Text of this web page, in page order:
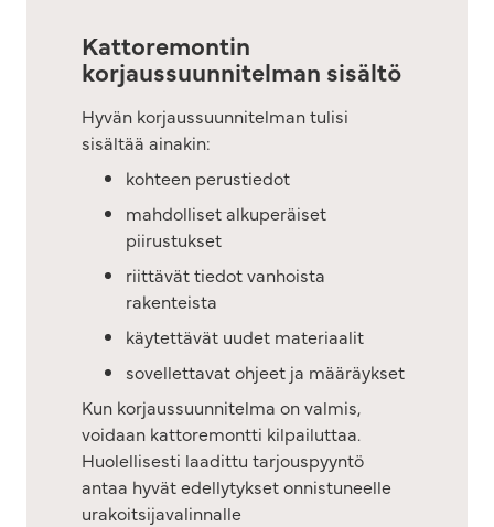
Kattoremontin
korjaussuunnitelman sisältö
Hyvän korjaussuunnitelman tulisi
sisältää ainakin:
kohteen perustiedot
mahdolliset alkuperäiset
piirustukset
riittävät tiedot vanhoista
rakenteista
käytettävät uudet materiaalit
sovellettavat ohjeet ja määräykset
Kun korjaussuunnitelma on valmis,
voidaan kattoremontti kilpailuttaa.
Huolellisesti laadittu tarjouspyyntö
antaa hyvät edellytykset onnistuneelle
urakoitsijavalinnalle